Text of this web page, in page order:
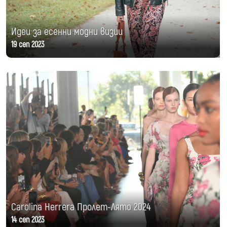
Идеи за есенни модни визии
19 сеп 2023
Carolina Herrera Пролет-Лято 2024
14 сеп 2023